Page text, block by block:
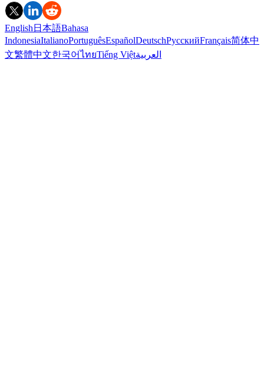
English 日本語Bahasa
IndonesiaItalianoPortuguêsEspañolDeutschРусскийFrançais简体中
文繁體中文한국어ไทยTiếng Việtالعربية